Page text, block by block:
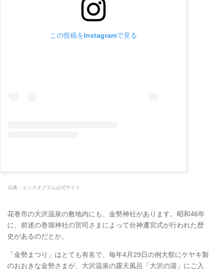
この投稿をInstagramで見る
出典：インスタグラム公式サイト
花巻市の大沢温泉の敷地内にも、金勢神社があります。昭和46年
に、前述の巻堀神社の宮司さまによって分神遷宮式が行われた歴
史があるのだとか。
「金勢まつり」はとても有名で、毎年4月29日の例大祭にケヤキ製
のおおきな金勢さまが、大沢温泉の露天風呂「大沢の湯」にご入